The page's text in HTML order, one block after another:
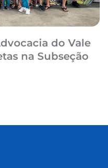
do Vale
na Subseção